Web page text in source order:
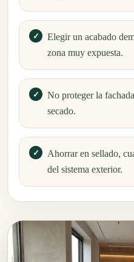
Elegir un acabado
zona muy expuesta.
No proteger la
secado.
Ahorrar en sellado,
del sistema exterior.